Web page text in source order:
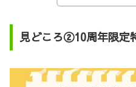
見どころ②10周年限定